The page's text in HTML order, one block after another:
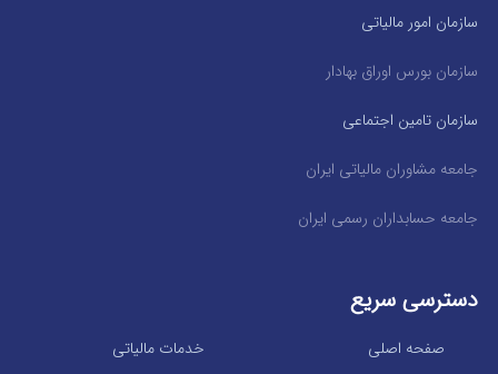
سازمان امور مالیاتی
سازمان بورس اوراق بهادار
سازمان تامین اجتماعی
جامعه مشاوران مالیاتی ایران
جامعه حسابداران رسمی ایران
دسترسی سریع
خدمات مالیاتی صفحه اصلی